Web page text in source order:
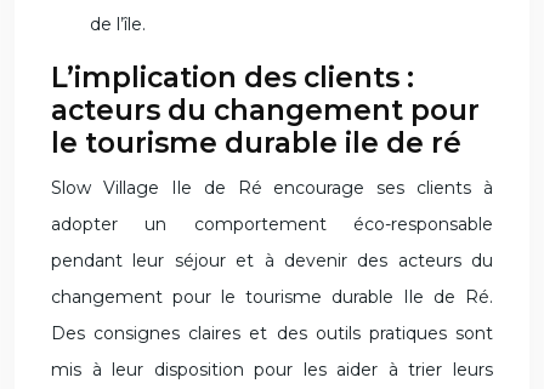
de l’île.
L’implication des clients :
acteurs du changement pour
le tourisme durable ile de ré
Slow Village Ile de Ré encourage ses clients à
adopter un comportement éco-responsable
pendant leur séjour et à devenir des acteurs du
changement pour le tourisme durable Ile de Ré.
Des consignes claires et des outils pratiques sont
mis à leur disposition pour les aider à trier leurs